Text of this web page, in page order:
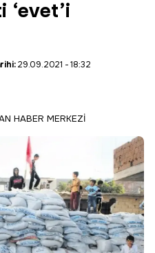
29.09.2021 - 18:32
HABER MERKEZİ